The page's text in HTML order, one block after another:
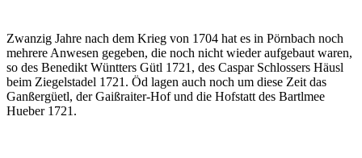
Zwanzig Jahre nach dem Krieg von 1704 hat es in Pörnbach noch
mehrere Anwesen gegeben, die noch nicht wieder aufgebaut waren,
so des Benedikt Wüntters Gütl 1721, des Caspar Schlossers Häusl
beim Ziegelstadel 1721. Öd lagen auch noch um diese Zeit das
Ganßergüetl, der Gaißraiter-Hof und die Hofstatt des Bartlmee
Hueber 1721.